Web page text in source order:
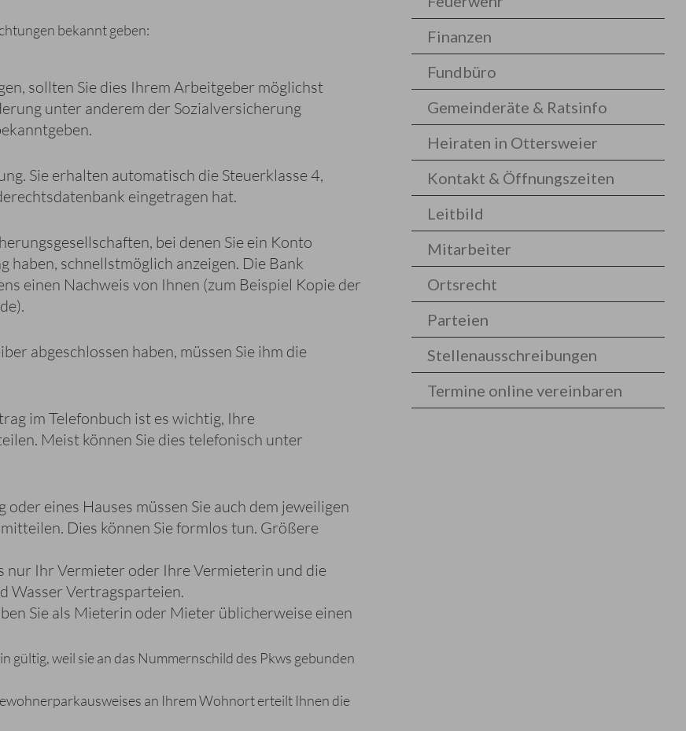
bekannt geben:
sollten Sie dies Ihrem Arbeitgeber möglichst
unter anderem der Sozialversicherung
Sie erhalten automatisch die Steuerklasse 4,
eingetragen hat.
bei denen Sie ein Konto
haben, schnellstmöglich anzeigen. Die Bank
einen Nachweis von Ihnen (zum Beispiel Kopie der
abgeschlossen haben, müssen Sie ihm die
im Telefonbuch ist es wichtig, Ihre
Meist können Sie dies telefonisch unter
eines Hauses müssen Sie auch dem jeweiligen
Dies können Sie formlos tun. Größere
Ihr Vermieter oder Ihre Vermieterin und die
Wasser Vertragsparteien.
Sie als Mieterin oder Mieter üblicherweise einen
weil sie an das Nummernschild des Pkws gebunden
an Ihrem Wohnort erteilt Ihnen die
Finanzen
Fundbüro
Gemeinderäte & Ratsinfo
Heiraten in Ottersweier
Kontakt & Öffnungszeiten
Leitbild
Mitarbeiter
Ortsrecht
Parteien
Stellenausschreibungen
Termine online vereinbaren